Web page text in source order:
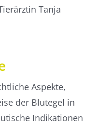
Tanja
Aspekte,
der Blutegel in
Indikationen